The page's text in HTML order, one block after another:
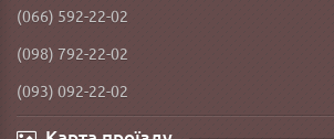
(066) 592-22-02
(098) 792-22-02
(093) 092-22-02